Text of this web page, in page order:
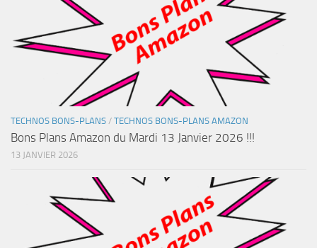
TECHNOS BONS-PLANS / TECHNOS BONS-PLANS AMAZON
Bons Plans Amazon du Mardi 13 Janvier 2026 !!!
13 JANVIER 2026